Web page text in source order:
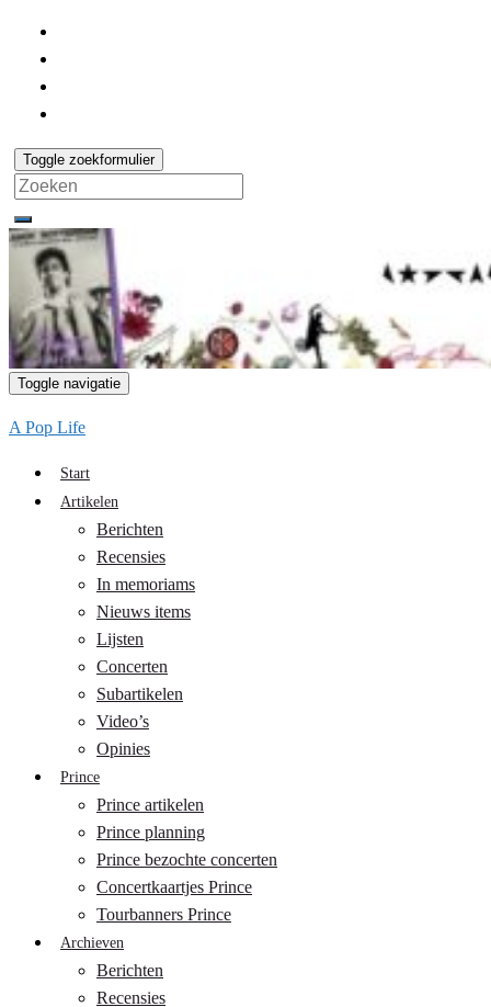
Toggle zoekformulier
Search
for:
Toggle navigatie
A Pop Life
Start
Artikelen
Berichten
Recensies
In memoriams
Nieuws items
Lijsten
Concerten
Subartikelen
Video’s
Opinies
Prince
Prince artikelen
Prince planning
Prince bezochte concerten
Concertkaartjes Prince
Tourbanners Prince
Archieven
Berichten
Recensies